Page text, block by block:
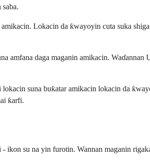
Lokacin da ƙwayoyin cuta suka
amfana daga maganin amikacin.
suna buƙatar amikacin lokacin da
ƙarfi.
su na yin furotin. Wannan maganin